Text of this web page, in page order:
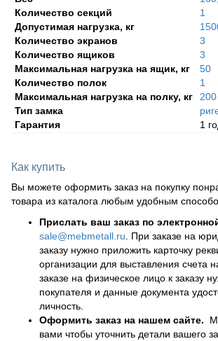
Количество секций
1
Допустимая нагрузка, кг
Количество экранов
3
Количество ящиков
3
Максимальная нагрузка на ящик, кг
50
Количество полок
1
Максимальная нагрузка на полку, кг
200
Тип замка
Гарантия
1
Как купить
Вы можете оформить заказ на покупку
товара из каталога любым удобным
Прислать ваш заказ по
sale@mebmetall.ru . При заказе на
заказу нужно приложить карточку
организации для выставления счета
заказе на физическое лицо к заказу
покупателя и данные документа
личность.
Оформить заказ на нашем сайте.
вами чтобы уточнить детали вашего